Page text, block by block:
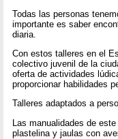
Todas las personas
importante es saber
diaria.
Con estos talleres en el
colectivo juvenil de la
oferta de actividades
proporcionar habilidades
Talleres adaptados a
Las manualidades de
plastelina y jaulas con